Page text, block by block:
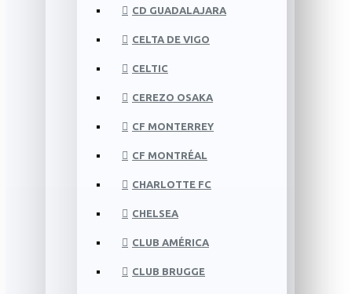
CD GUADALAJARA
CELTA DE VIGO
CELTIC
CEREZO OSAKA
CF MONTERREY
CF MONTRÉAL
CHARLOTTE FC
CHELSEA
CLUB AMÉRICA
CLUB BRUGGE